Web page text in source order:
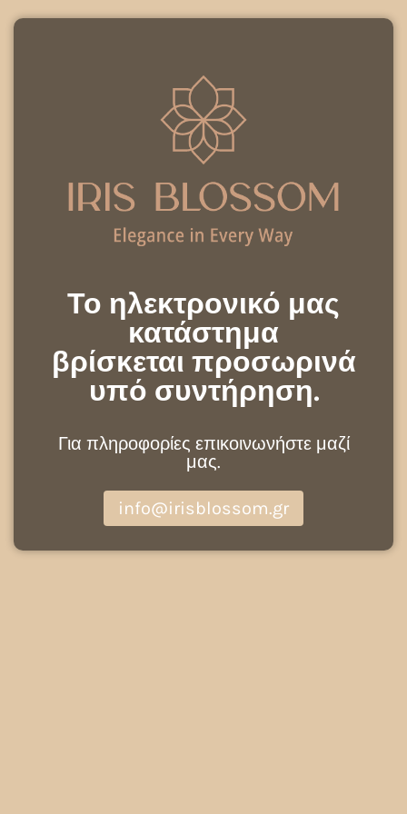
Το ηλεκτρονικό μας
κατάστημα
βρίσκεται προσωρινά
υπό συντήρηση.
Για πληροφορίες επικοινωνήστε μαζί
μας.
info@irisblossom.gr